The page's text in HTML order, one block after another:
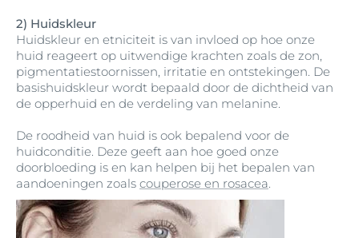
2) Huidskleur
Huidskleur en etniciteit is van invloed op hoe onze
huid reageert op uitwendige krachten zoals de zon,
pigmentatiestoornissen, irritatie en ontstekingen. De
basishuidskleur wordt bepaald door de dichtheid van
de opperhuid en de verdeling van melanine.
De roodheid van huid is ook bepalend voor de
huidconditie. Deze geeft aan hoe goed onze
doorbloeding is en kan helpen bij het bepalen van
aandoeningen zoals couperose en rosacea.